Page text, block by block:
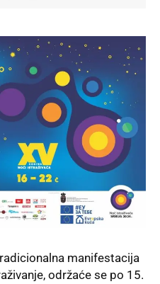
manifestacija
održaće se po 15.